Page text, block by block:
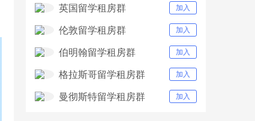
英国留学租房群 加入
伦敦留学租房群 加入
伯明翰留学租房群 加入
格拉斯哥留学租房群 加入
曼彻斯特留学租房群 加入